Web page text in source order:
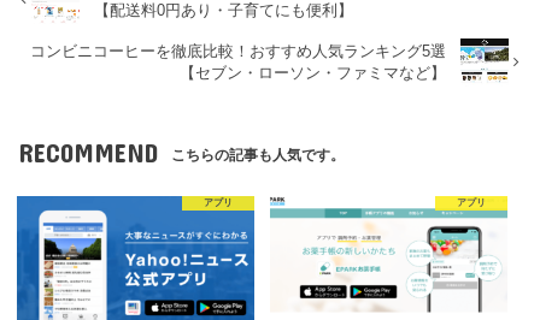
【配送料0円あり・子育てにも便利】
コンビニコーヒーを徹底比較！おすすめ人気ランキング5選
【セブン・ローソン・ファミマなど】
RECOMMEND こちらの記事も人気です。
アプリ アプリ